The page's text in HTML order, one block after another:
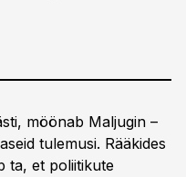
möönab Maljugin –
tulemusi. Rääkides
ta, et poliitikute